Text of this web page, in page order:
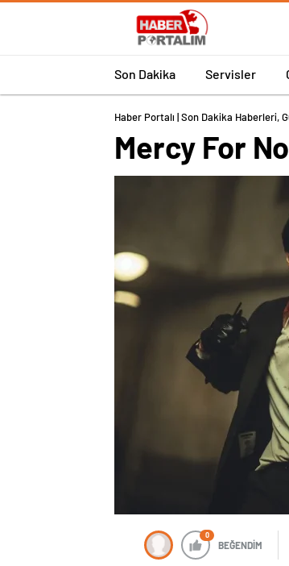
Son Dakika Servisler
Haber Portalı | Son Dakika Haberleri,
Mercy For
0
BEĞENDİM